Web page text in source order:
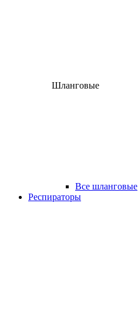
Шланговые
Все шланговые
Респираторы